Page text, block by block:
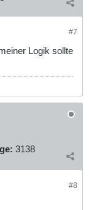
#7
Logik sollte
3138
#8